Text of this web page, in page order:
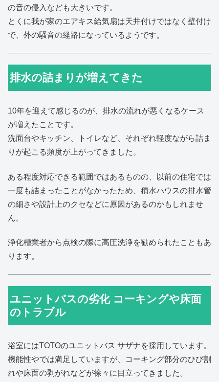
の音の侵入なども大きいです。
とくに我が家のエアキス給気扇は天井付けではなく壁付け
で、外の騒音の経路になっているようです。
排水の詰まりが増えてきた
10年を迎えて感じるのが、排水の流れが悪くなるケース
が増えたことです。
洗面台やキッチン、トイレなど、それぞれ軽度ながら詰ま
りが起こる頻度が上がってきました。
ある程度対応できる範囲ではあるものの、以前の住宅では
一度も詰まったことがなかったため、積水ハウスの排水管
の細さや設計上のクセなどに原因があるのかもしれませ
ん。
浄化槽業者から点検の際に高圧洗浄を勧められたこともあ
ります。
ユニットバスの劣化 コーキングや床面
のトラブル
浴室にはTOTOのユニットバス サザナを採用しています。
機能性やでは満足していますが、コーキング部分のひび割
れや床面の剥がれなどが徐々に目立ってきました。